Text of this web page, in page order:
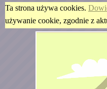
Ta strona używa cookies.
używanie cookie, zgodnie z